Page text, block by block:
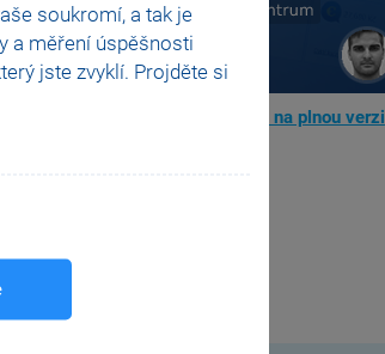
soukromí, a tak je
a měření úspěšnosti
jste zvyklí. Projděte si
Jak přejít z demoverze Start na plnou verzi